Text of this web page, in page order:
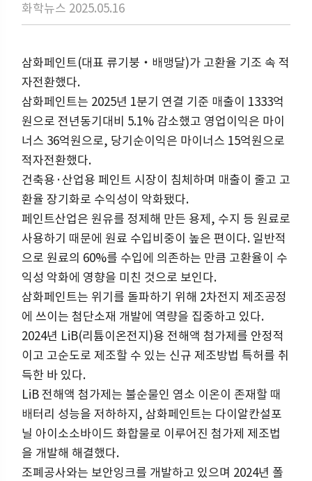
화학뉴스 2025.05.16
삼화페인트(대표 류기붕‧배맹달)가 고환율 기조 속 적
자전환했다.
삼화페인트는 2025년 1분기 연결 기준 매출이 1333억
원으로 전년동기대비 5.1% 감소했고 영업이익은 마이
너스 36억원으로, 당기순이익은 마이너스 15억원으로
적자전환했다.
건축용·산업용 페인트 시장이 침체하며 매출이 줄고 고
환율 장기화로 수익성이 악화됐다.
페인트산업은 원유를 정제해 만든 용제, 수지 등 원료로
사용하기 때문에 원료 수입비중이 높은 편이다. 일반적
으로 원료의 60%를 수입에 의존하는 만큼 고환율이 수
익성 악화에 영향을 미친 것으로 보인다.
삼화페인트는 위기를 돌파하기 위해 2차전지 제조공정
에 쓰이는 첨단소재 개발에 역량을 집중하고 있다.
2024년 LiB(리튬이온전지)용 전해액 첨가제를 안정적
이고 고순도로 제조할 수 있는 신규 제조방법 특허를 취
득한 바 있다.
LiB 전해액 첨가제는 불순물인 염소 이온이 존재할 때
배터리 성능을 저하하지, 삼화페인트는 다이알칸설포
닐 아이소소바이드 화합물로 이루어진 첨가제 제조법
을 개발해 해결했다.
조폐공사와는 보안잉크를 개발하고 있으며 2024년 폴